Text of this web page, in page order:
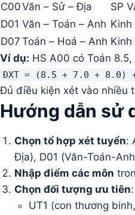
C00Văn – Sử – Địa
SP
D01 Văn – Toán – Anh Kinh
D07 Toán – Hoá – Anh Kinh
Ví dụ: HS A00 có Toán
ĐXT = (8.5 + 7.0 + 8.0)
Đủ điều kiện xét vào nhiều
Hướng dẫn sử
Chọn tổ hợp xét tuyển:
Địa), D01 (Văn-Toán-
Nhập điểm các môn
Chọn đối tượng ưu tiên:
UT1 (con thương